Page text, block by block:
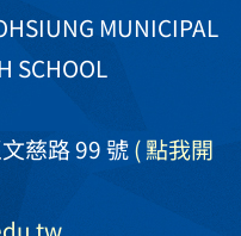
MUNICIPAL
SCHOOL
慈路 99 號( 點我開